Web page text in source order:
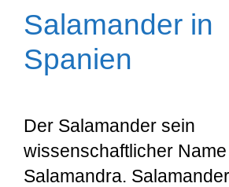
Salamander in
Spanien
Der Salamander sein
wissenschaftlicher
Salamandra.